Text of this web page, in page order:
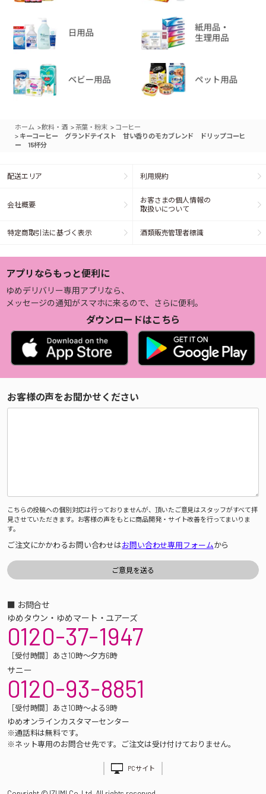
ホーム >飲料・酒 >茶葉・粉末 > コーヒー
> キーコーヒー グランドテイスト 甘い香りのモカブレンド ドリップコーヒ
ー 15杯分
配送エリア 利用規約
会社概要
お客さまの個人情報の
取扱いについて
特定商取引法に基づく表示 酒類販売管理者標識
アプリならもっと便利に
ゆめデリバリー専用アプリなら、
メッセージの通知がスマホに来るので、さらに便利。
ダウンロードはこちら
お客様の声をお聞かせください
こちらの投稿への個別対応は行っておりませんが、頂いたご意見はスタッフがすべて拝
見させていただきます。お客様の声をもとに商品開発・サイト改善を行ってまいりま
す。
ご注文にかかわるお問い合わせはお問い合わせ専用フォームから
■ お問合せ
ゆめタウン・ゆめマート・ユアーズ
0120-37-1947
［受付時間］あさ10時～夕方6時
サニー
0120-93-8851
［受付時間］あさ10時～よる9時
ゆめオンラインカスタマーセンター
※通話料は無料です。
※ネット専用のお問合せ先です。ご注文は受け付けておりません。
PCサイト